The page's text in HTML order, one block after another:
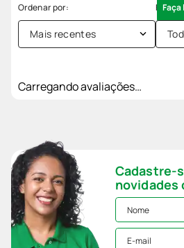
Faça
Mais recentes
Carregando avaliações…
Cadastre-
novidades